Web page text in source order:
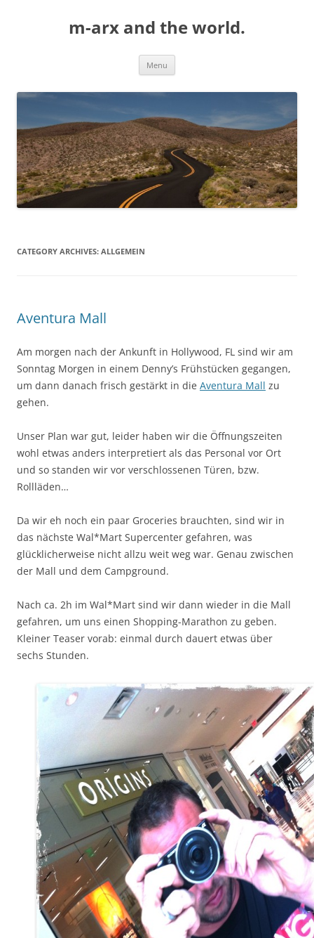
m-arx and the world.
Menu
CATEGORY ARCHIVES: ALLGEMEIN
Aventura Mall
Am morgen nach der Ankunft in Hollywood, FL sind wir am
Sonntag Morgen in einem Denny’s Frühstücken gegangen,
um dann danach frisch gestärkt in die Aventura Mall zu
gehen.
Unser Plan war gut, leider haben wir die Öffnungszeiten
wohl etwas anders interpretiert als das Personal vor Ort
und so standen wir vor verschlossenen Türen, bzw.
Rollläden…
Da wir eh noch ein paar Groceries brauchten, sind wir in
das nächste Wal*Mart Supercenter gefahren, was
glücklicherweise nicht allzu weit weg war. Genau zwischen
der Mall und dem Campground.
Nach ca. 2h im Wal*Mart sind wir dann wieder in die Mall
gefahren, um uns einen Shopping-Marathon zu geben.
Kleiner Teaser vorab: einmal durch dauert etwas über
sechs Stunden.